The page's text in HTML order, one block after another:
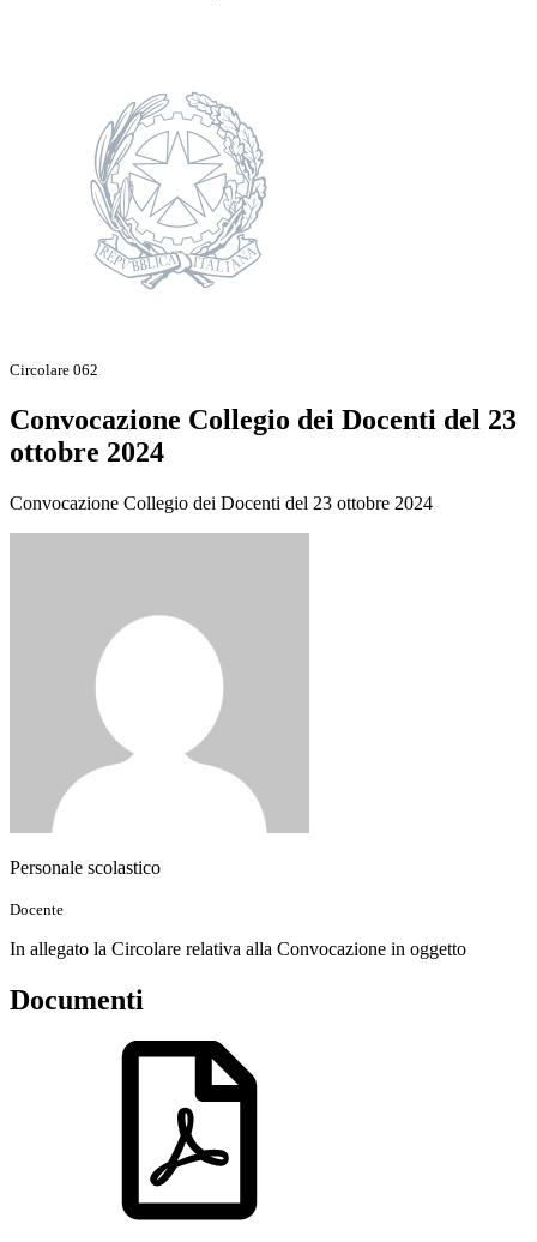
Circolare 062
Convocazione Collegio dei Docenti del 23
ottobre 2024
Convocazione Collegio dei Docenti del 23 ottobre 2024
Personale scolastico
Docente
In allegato la Circolare relativa alla Convocazione in oggetto
Documenti